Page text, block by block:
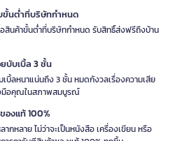
ขั้นต่ำที่บริษัทกำหนด
สินค้าขั้นต่ำที่บริษัทกำหนด รับสิทธิ์ส่งฟรีถึงบ้าน
บับเบิ้ล 3 ชั้น
บิ้ลหนาแน่นถึง 3 ชั้น หมดกังวลเรื่องความเสีย
มือคุณในสภาพสมบูรณ์
องแท้ 100%
กหลาย ไม่ว่าจะเป็นหนังสือ เครื่องเขียน หรือ